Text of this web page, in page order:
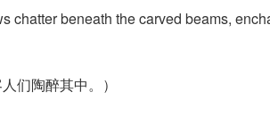
chatter beneath the carved beams,
们陶醉其中。）